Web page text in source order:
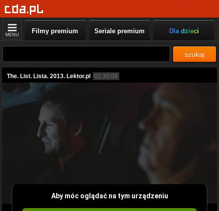
MENU Filmy premium Seriale premium Dla dzieci
szukaj
The. List. Lista. 2013. Lektor.pl 01:30:09
Aby móc oglądać na tym urządzeniu